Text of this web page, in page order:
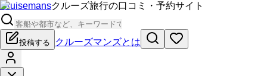
Cruisemansクルーズ旅行の口コミ・予約サイト
投稿する クルーズマンズとは